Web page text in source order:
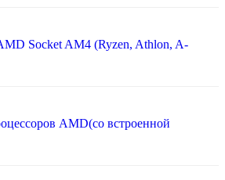
Socket AM4 (Ryzen, Athlon, A-
AMD(со встроенной